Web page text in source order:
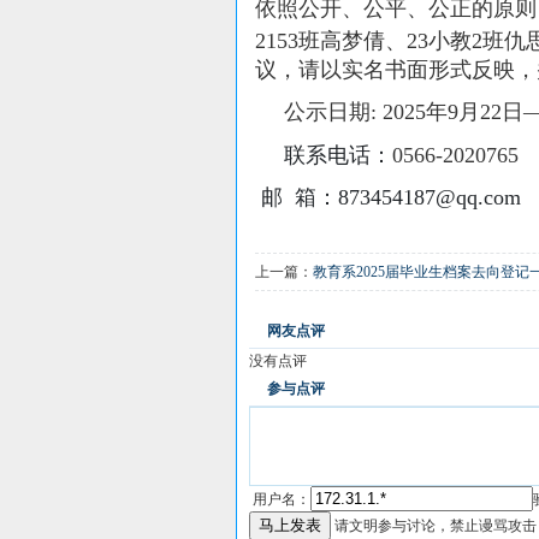
依照公开、公平、公正的原
2153班高梦倩、23小教2班仇
议，请以实名书面形式反映
公示日期: 2025年9月22日
联系电话： 0566-2020765
邮 箱：873454187@qq.com
上一篇： 教育系2025届毕业生档案去向登记
网友点评
没有点评
参与点评
用户名：
请文明参与讨论，禁止谩骂攻击